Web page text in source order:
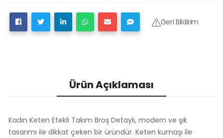
Geri Bildirim
Ürün Açıklaması
Kadın Keten Etekli Takım Broş Detaylı, modern ve şık
tasarımı ile dikkat çeken bir üründür. Keten kumaşı ile